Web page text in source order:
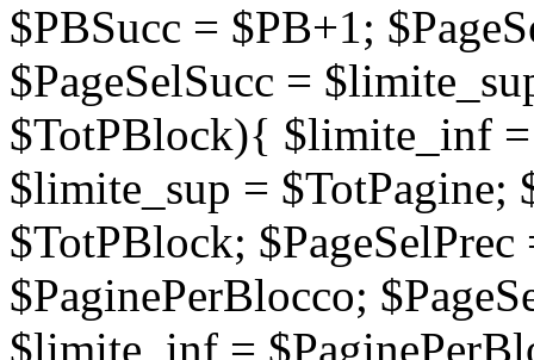
$PBSucc = $PB+1;
$PageSelSucc =
$TotPBlock){ $limite_inf
$limite_sup = $TotPagine;
$TotPBlock;
$PaginePerBlocco;
$limite_inf =